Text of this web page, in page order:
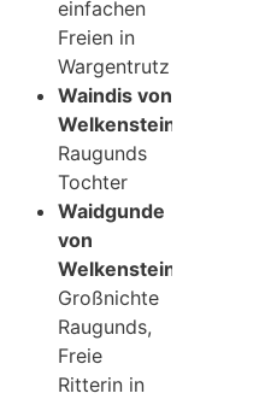
einfachen
Freien in
Wargentrutz
Waindis von
Welkenstein
Raugunds
Tochter
Waidgunde
von
Welkenstein
Großnichte
Raugunds,
Freie
Ritterin in